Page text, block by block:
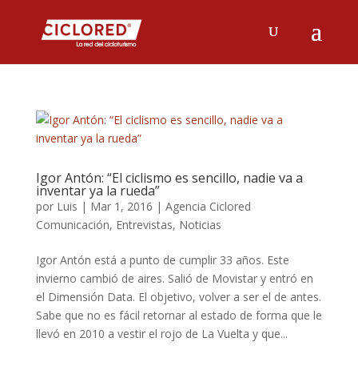
Igor Antón: “El ciclismo es sencillo, nadie va a
inventar ya la rueda”
por Luis | Mar 1, 2016 | Agencia Ciclored
Comunicación, Entrevistas, Noticias
Igor Antón está a punto de cumplir 33 años. Este
invierno cambió de aires. Salió de Movistar y entró en
el Dimensión Data. El objetivo, volver a ser el de antes.
Sabe que no es fácil retornar al estado de forma que le
llevó en 2010 a vestir el rojo de La Vuelta y que...